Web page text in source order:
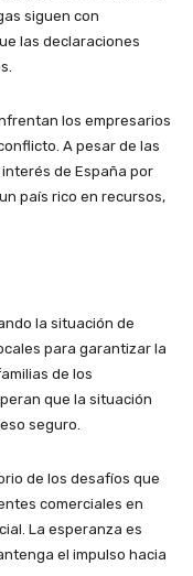
siguen con
las declaraciones
los empresarios
A pesar de las
de España por
país rico en recursos,
la situación de
para garantizar la
de los
que la situación
seguro.
de los desafíos que
comerciales en
La esperanza es
el impulso hacia